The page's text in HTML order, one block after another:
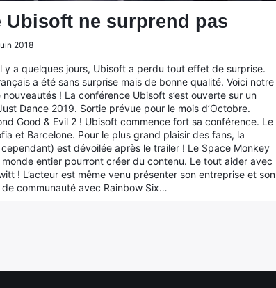
Ubisoft ne surprend pas
2018
y a quelques jours, Ubisoft a perdu tout effet de surprise.
a été sans surprise mais de bonne qualité. Voici notre
! La conférence Ubisoft s’est ouverte sur un
Dance 2019. Sortie prévue pour le mois d’Octobre.
Good & Evil 2 ! Ubisoft commence fort sa conférence. Le
et Barcelone. Pour le plus grand plaisir des fans, la
est dévoilée après le trailer ! Le Space Monkey
entier pourront créer du contenu. Le tout aider avec
! L’acteur est même venu présenter son entreprise et son
communauté avec Rainbow Six…